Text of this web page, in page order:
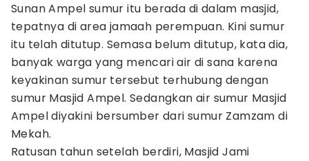
Sunan Ampel sumur itu berada di dalam masjid,
tepatnya di area jamaah perempuan. Kini sumur
itu telah ditutup. Semasa belum ditutup, kata dia,
banyak warga yang mencari air di sana karena
keyakinan sumur tersebut terhubung dengan
sumur Masjid Ampel. Sedangkan air sumur Masjid
Ampel diyakini bersumber dari sumur Zamzam di
Mekah.
Ratusan tahun setelah berdiri, Masjid Jami